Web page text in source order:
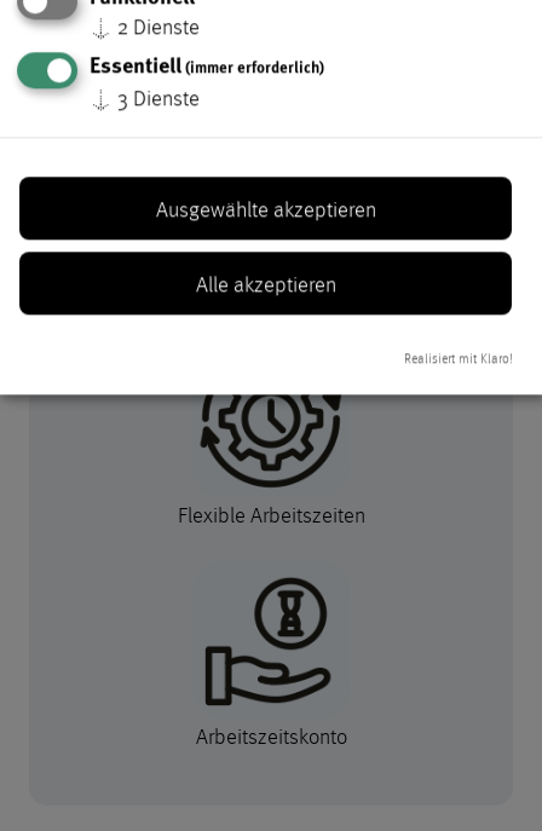
Weiterbildungsmöglichkeiten
Fahrradleasing
Flexible Arbeitszeiten
Arbeitszeitskonto
↓ 2 Dienste
Essentiell(immer erforderlich)
↓ 3 Dienste
Ausgewählte akzeptieren
Alle akzeptieren
Realisiert mit Klaro!